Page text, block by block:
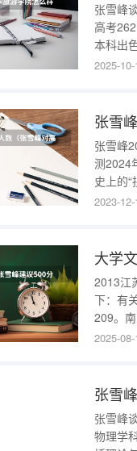
张雪峰
高考
本科出
计划”
2025-
张雪
张雪峰
测2024
史上的
在着一
2023-
大学
2013江
下：有
209。
大学成
2025-
张雪峰
物理学